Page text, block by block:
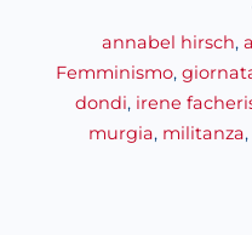
annabel hirsch,
Femminismo,
dondi, irene
murgia, militanza,